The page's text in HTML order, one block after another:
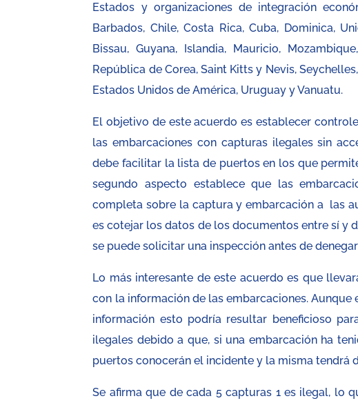
Estados y organizaciones de integración
Barbados, Chile, Costa Rica, Cuba, Dominica,
Bissau, Guyana, Islandia, Mauricio,
República de Corea, Saint Kitts y Nevis,
Estados Unidos de América, Uruguay y Vanuatu.
El objetivo de este acuerdo es establecer
las embarcaciones con capturas ilegales sin
debe facilitar la lista de puertos en los que
segundo aspecto establece que las
completa sobre la captura y embarcación a las
es cotejar los datos de los documentos entre sí y
se puede solicitar una inspección antes de
Lo más interesante de este acuerdo es que
con la información de las embarcaciones.
información esto podría resultar beneficioso
ilegales debido a que, si una embarcación ha
puertos conocerán el incidente y la misma tendrá
Se afirma que de cada 5 capturas 1 es ilegal, lo